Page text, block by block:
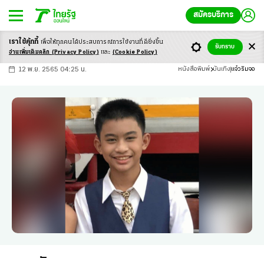
สมัครบริการ
-ก ก ก+
12 พ.ย. 2565 04:25 น. หนังสือพิมพ์ บันเทิง แจ๋วริมจอ
เราใช้คุ้กกี้ เพื่อให้ทุกคนได้ประสบการณ์การใช้งานที่ดียิ่งขึ้น
อ่านเพิ่มเติมคลิก (Privacy Policy) และ (Cookie Policy)
รับทราบ